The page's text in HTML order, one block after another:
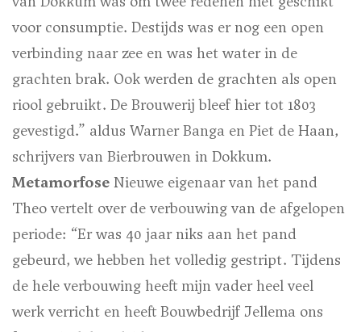
voor consumptie. Destijds was er nog een open
verbinding naar zee en was het water in de
grachten brak. Ook werden de grachten als open
riool gebruikt. De Brouwerij bleef hier tot 1803
gevestigd.” aldus Warner Banga en Piet de Haan,
schrijvers van Bierbrouwen in Dokkum.
Metamorfose Nieuwe eigenaar van het pand
Theo vertelt over de verbouwing van de afgelopen
periode: “Er was 40 jaar niks aan het pand
gebeurd, we hebben het volledig gestript. Tijdens
de hele verbouwing heeft mijn vader heel veel
werk verricht en heeft Bouwbedrijf Jellema ons